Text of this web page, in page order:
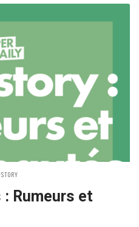
STORY
: Rumeurs et